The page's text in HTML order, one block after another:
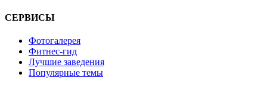
СЕРВИСЫ
Фотогалерея
Фитнес-гид
Лучшие заведения
Популярные темы